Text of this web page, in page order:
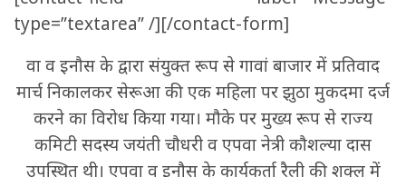
type=”textarea” /][/contact-form]
वा व इनौस के द्वारा संयुक्त रूप से गावां बाजार में प्रतिवाद
मार्च निकालकर सेरूआ की एक महिला पर झुठा मुकदमा दर्ज
करने का विरोध किया गया। मौके पर मुख्य रूप से राज्य
कमिटी सदस्य जयंती चौधरी व एपवा नेत्री कौशल्या दास
उपस्थित थी। एपवा व इनौस के कार्यकर्ता रैली की शक्ल में